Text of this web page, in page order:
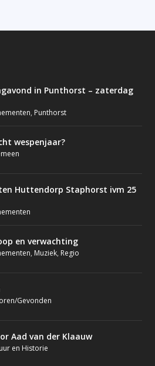
in Punthorst – zaterdag
, Punthorst
wespenjaar?
Huttendorp Staphorst ivm 25
en verwachting
, Muziek, Regio
Gevonden
Aad van der Klaauw
en Historie